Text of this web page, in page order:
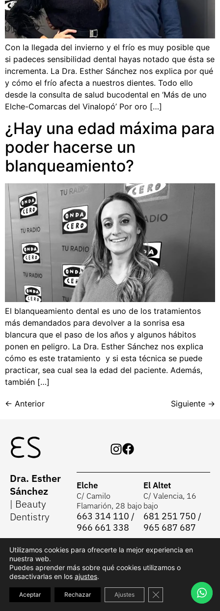
Con la llegada del invierno y el frío es muy posible que
si padeces sensibilidad dental hayas notado que ésta se
incrementa. La Dra. Esther Sánchez nos explica por qué
y cómo el frío afecta a nuestros dientes. Todo ello
desde la consulta de salud bucodental en ‘Más de uno
Elche-Comarcas del Vinalopó’ Por oro […]
¿Hay una edad máxima para
poder hacerse un
blanqueamiento?
El blanqueamiento dental es uno de los tratamientos
más demandados para devolver a la sonrisa esa
blancura que el paso de los años y algunos hábitos
ponen en peligro. La Dra. Esther Sánchez nos explica
cómo es este tratamiento y si esta técnica se puede
practicar, sea cual sea la edad del paciente. Además,
también […]
← Anterior Siguiente →
Dra. Esther
Sánchez
| Beauty
Dentistry
Elche
C/ Camilo
Flamarión, 28 bajo
663 314 110 /
966 661 338
El Altet
C/ Valencia, 16
bajo
681 251 750 /
965 687 687
Aviso Legal
Políticas de Privacidad
Políticas de Cookies
© 2025 Esther Sánchez | Diseño:
DigaTreintayTres
Utilizamos cookies para ofrecerte la mejor experiencia en
nuestra web.
Puedes aprender más sobre qué cookies utilizamos o
desactivarlas en los ajustes.
Aceptar Rechazar Ajustes Cerrar el banner de